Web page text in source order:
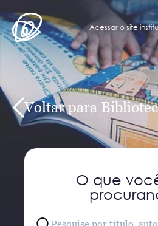
Acessar o site
Voltar para
O que